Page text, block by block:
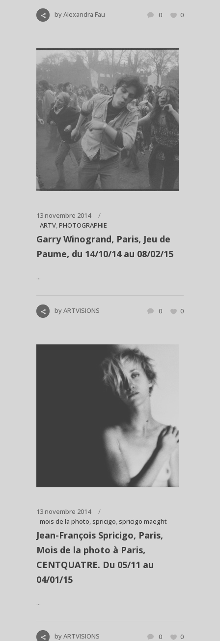
byAlexandra Fau 0 0
13 novembre 2014
ARTV,PHOTOGRAPHIE
Garry Winogrand, Paris, Jeu de
Paume, du 14/10/14 au 08/02/15
...
byARTVISIONS 0 0
13 novembre 2014
mois de la photo,spricigo,spricigo maeght
Jean-François Spricigo, Paris,
Mois de la photo à Paris,
CENTQUATRE. Du 05/11 au
04/01/15
...
byARTVISIONS 0 0